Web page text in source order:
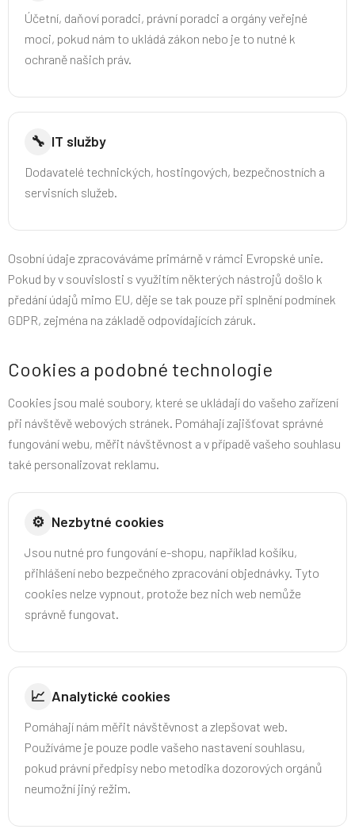
Účetní, daňoví poradci, právní poradci a orgány veřejné
moci, pokud nám to ukládá zákon nebo je to nutné k
ochraně našich práv.
🔧 IT služby
Dodavatelé technických, hostingových, bezpečnostních a
servisních služeb.
Osobní údaje zpracováváme primárně v rámci Evropské unie.
Pokud by v souvislosti s využitím některých nástrojů došlo k
předání údajů mimo EU, děje se tak pouze při splnění podmínek
GDPR, zejména na základě odpovídajících záruk.
Cookies a podobné technologie
Cookies jsou malé soubory, které se ukládají do vašeho zařízení
při návštěvě webových stránek. Pomáhají zajišťovat správné
fungování webu, měřit návštěvnost a v případě vašeho souhlasu
také personalizovat reklamu.
⚙️ Nezbytné cookies
Jsou nutné pro fungování e-shopu, například košíku,
přihlášení nebo bezpečného zpracování objednávky. Tyto
cookies nelze vypnout, protože bez nich web nemůže
správně fungovat.
📈 Analytické cookies
Pomáhají nám měřit návštěvnost a zlepšovat web.
Používáme je pouze podle vašeho nastavení souhlasu,
pokud právní předpisy nebo metodika dozorových orgánů
neumožní jiný režim.